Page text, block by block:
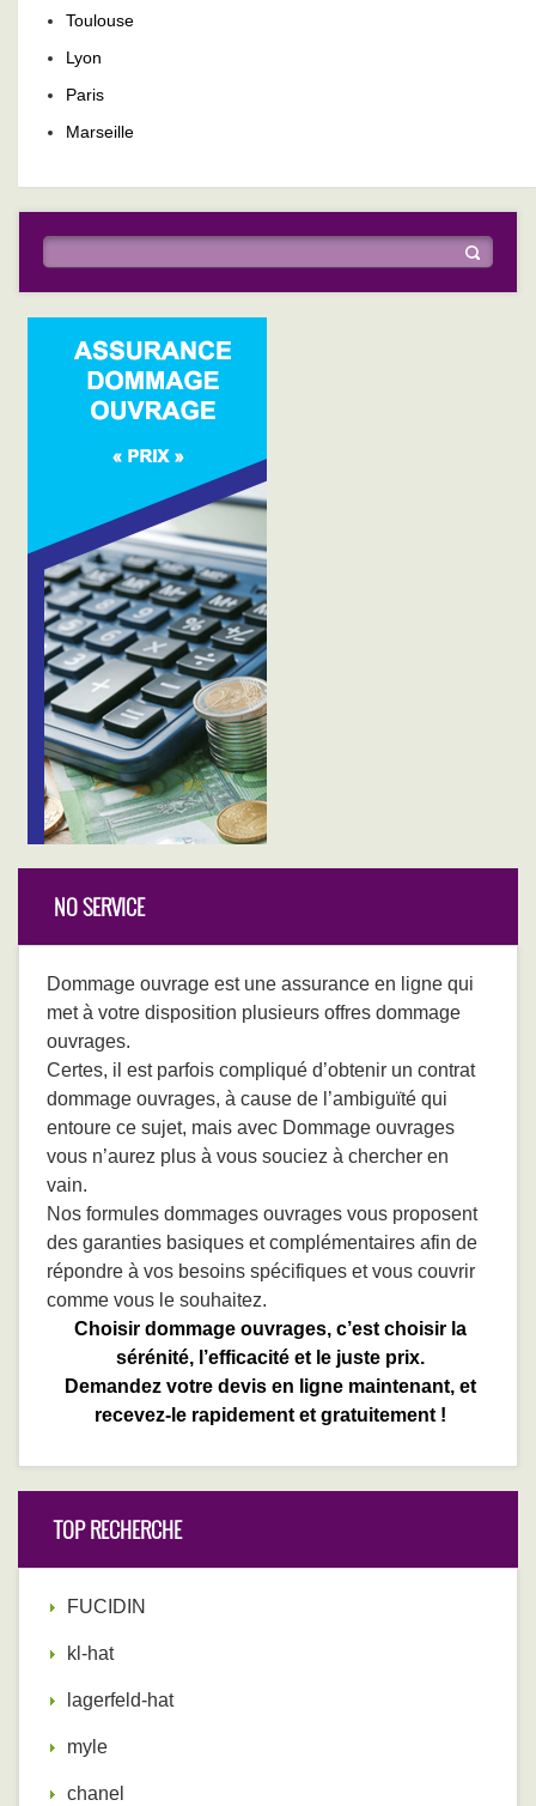
Toulouse
Lyon
Paris
Marseille
NO SERVICE
Dommage ouvrage est une assurance en ligne qui
met à votre disposition plusieurs offres dommage
ouvrages.
Certes, il est parfois compliqué d’obtenir un contrat
dommage ouvrages, à cause de l’ambiguïté qui
entoure ce sujet, mais avec Dommage ouvrages
vous n’aurez plus à vous souciez à chercher en
vain.
Nos formules dommages ouvrages vous proposent
des garanties basiques et complémentaires afin de
répondre à vos besoins spécifiques et vous couvrir
comme vous le souhaitez.
Choisir dommage ouvrages, c’est choisir la
sérénité, l’efficacité et le juste prix.
Demandez votre devis en ligne maintenant, et
recevez-le rapidement et gratuitement !
TOP RECHERCHE
FUCIDIN
kl-hat
lagerfeld-hat
myle
chanel